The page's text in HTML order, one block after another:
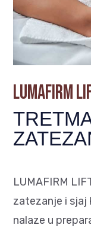
LUMAFIRM
LUMAFIRM
zatezanje i sjaj
nalaze u